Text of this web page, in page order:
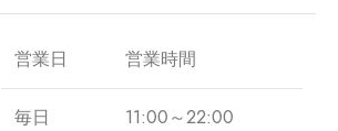
営業日 営業時間
毎日 11:00～22:00